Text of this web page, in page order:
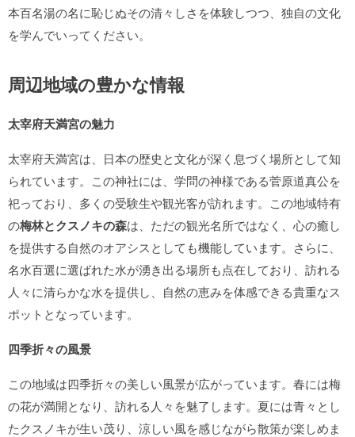
本百名湯の名に恥じぬその清々しさを体験しつつ、独自の文化
を学んでいってください。
周辺地域の豊かな情報
太宰府天満宮の魅力
太宰府天満宮は、日本の歴史と文化が深く息づく場所として知
られています。この神社には、学問の神様である菅原道真公を
祀っており、多くの受験生や観光客が訪れます。この地域特有
の梅林とクスノキの森は、ただの観光名所ではなく、心の癒し
を提供する自然のオアシスとしても機能しています。さらに、
名水百選に選ばれた水が湧き出る場所も点在しており、訪れる
人々に清らかな水を提供し、自然の恵みを体感できる貴重なス
ポットとなっています。
四季折々の風景
この地域は四季折々の美しい風景が広がっています。春には梅
の花が満開となり、訪れる人々を魅了します。夏には青々とし
たクスノキが生い茂り、涼しい風を感じながら散策が楽しめま